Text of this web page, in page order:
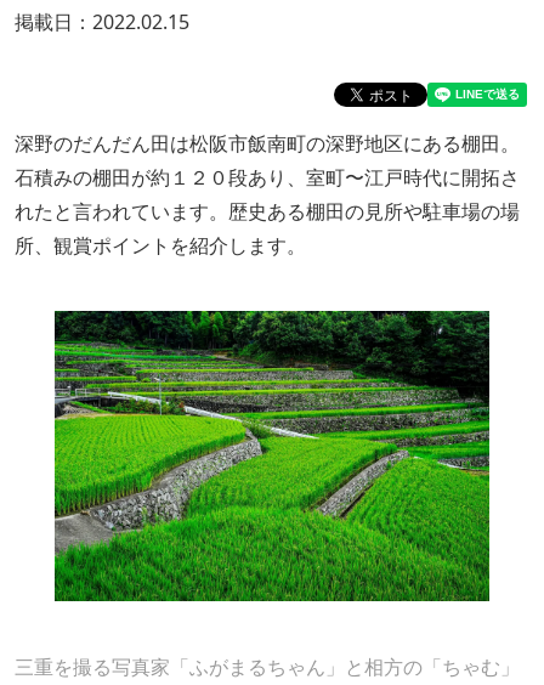
掲載日：2022.02.15
深野のだんだん田は松阪市飯南町の深野地区にある棚田。
石積みの棚田が約１２０段あり、室町〜江戸時代に開拓さ
れたと言われています。歴史ある棚田の見所や駐車場の場
所、観賞ポイントを紹介します。
三重を撮る写真家「ふがまるちゃん」と相方の「ちゃむ」